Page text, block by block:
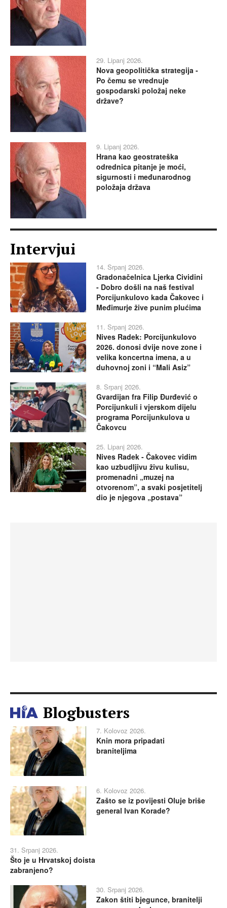
29. Lipanj 2026.
Nova geopolitička strategija -
Po čemu se vrednuje
gospodarski položaj neke
države?
9. Lipanj 2026.
Hrana kao geostrateška
odrednica pitanje je moći,
sigurnosti i međunarodnog
položaja država
Intervjui
14. Srpanj 2026.
Gradonačelnica Ljerka Cividini
- Dobro došli na naš festival
Porcijunkulovo kada Čakovec i
Međimurje žive punim plućima
11. Srpanj 2026.
Nives Radek: Porcijunkulovo
2026. donosi dvije nove zone i
velika koncertna imena, a u
duhovnoj zoni i “Mali Asiz”
8. Srpanj 2026.
Gvardijan fra Filip Đurđević o
Porcijunkuli i vjerskom dijelu
programa Porcijunkulova u
Čakovcu
25. Lipanj 2026.
Nives Radek - Čakovec vidim
kao uzbudljivu živu kulisu,
promenadni „muzej na
otvorenom”, a svaki posjetitelj
dio je njegova „postava”
Blogbusters
7. Kolovoz 2026.
Knin mora pripadati
braniteljima
6. Kolovoz 2026.
Zašto se iz povijesti Oluje briše
general Ivan Korade?
31. Srpanj 2026.
Što je u Hrvatskoj doista
zabranjeno?
30. Srpanj 2026.
Zakon štiti bjegunce, branitelji